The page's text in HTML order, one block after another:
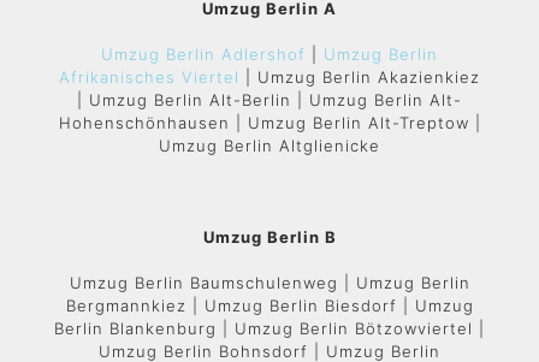
Umzug Berlin A
Umzug Berlin Adlershof
Umzug Berlin
Afrikanisches Viertel
| Umzug Berlin Akazienkiez
| Umzug Berlin Alt-Berlin | Umzug Berlin Alt-
Hohenschönhausen | Umzug Berlin Alt-Treptow |
Umzug Berlin Altglienicke
Umzug Berlin B
Umzug Berlin Baumschulenweg | Umzug Berlin
Bergmannkiez | Umzug Berlin Biesdorf | Umzug
Berlin Blankenburg | Umzug Berlin Bötzowviertel |
Umzug Berlin Bohnsdorf | Umzug Berlin